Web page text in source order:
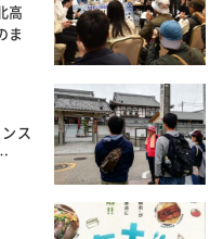
高
ま
ス